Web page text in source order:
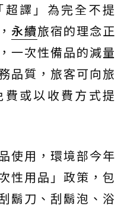
譯」為完全不提
永續旅宿的理念正
一次性備品的減量
品質，旅客可向旅
或以收費方式提
使用，環境部今年
性用品」政策，包
鬍刀、刮鬍泡、浴